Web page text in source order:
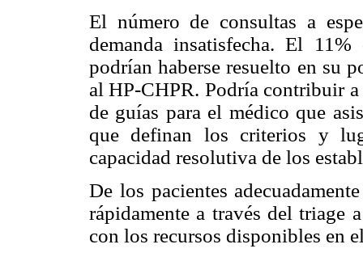
El número de consultas a
demanda insatisfecha. El
podrían haberse resuelto en su
al HP-CHPR. Podría contribuir
de guías para el médico que
que definan los criterios y
capacidad resolutiva de los
De los pacientes
rápidamente a través del triage
con los recursos disponibles en